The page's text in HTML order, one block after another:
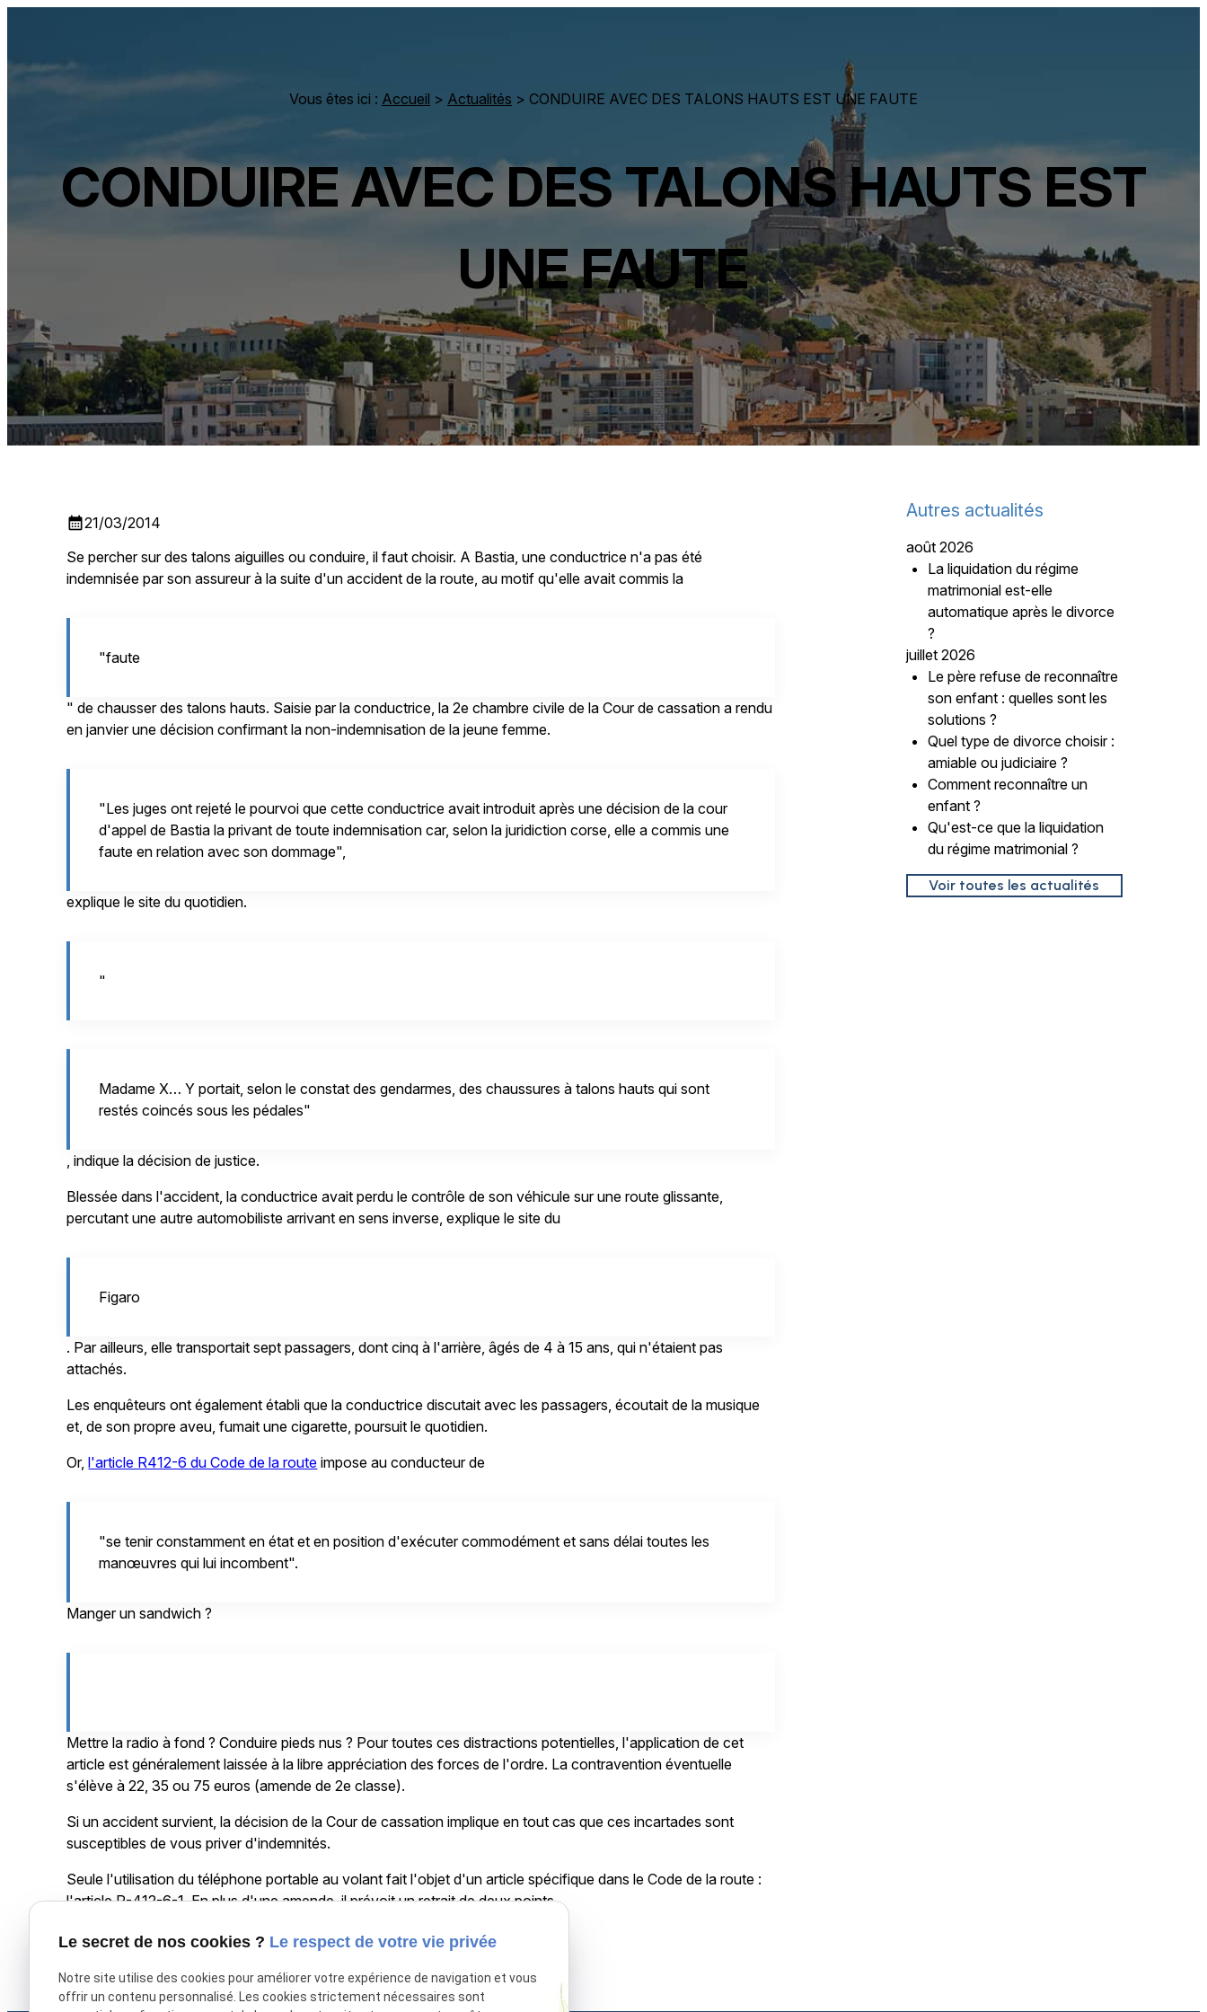
Vous êtes ici : Accueil > Actualités > CONDUIRE AVEC DES TALONS HAUTS EST UNE FAUTE
CONDUIRE AVEC DES TALONS HAUTS EST
UNE FAUTE
calendar_month21/03/2014
Se percher sur des talons aiguilles ou conduire, il faut choisir. A Bastia, une conductrice n'a pas été
indemnisée par son assureur à la suite d'un accident de la route, au motif qu'elle avait commis la
"faute
" de chausser des talons hauts. Saisie par la conductrice, la 2e chambre civile de la Cour de cassation a rendu
en janvier une décision confirmant la non-indemnisation de la jeune femme.
"Les juges ont rejeté le pourvoi que cette conductrice avait introduit après une décision de la cour
d'appel de Bastia la privant de toute indemnisation car, selon la juridiction corse, elle a commis une
faute en relation avec son dommage",
explique le site du quotidien.
"
Madame X… Y portait, selon le constat des gendarmes, des chaussures à talons hauts qui sont
restés coincés sous les pédales"
, indique la décision de justice.
Blessée dans l'accident, la conductrice avait perdu le contrôle de son véhicule sur une route glissante,
percutant une autre automobiliste arrivant en sens inverse, explique le site du
Figaro
. Par ailleurs, elle transportait sept passagers, dont cinq à l'arrière, âgés de 4 à 15 ans, qui n'étaient pas
attachés.
Les enquêteurs ont également établi que la conductrice discutait avec les passagers, écoutait de la musique
et, de son propre aveu, fumait une cigarette, poursuit le quotidien.
Or,l'article R412-6 du Code de la route impose au conducteur de
"se tenir constamment en état et en position d'exécuter commodément et sans délai toutes les
manœuvres qui lui incombent".
Manger un sandwich ?
Mettre la radio à fond ? Conduire pieds nus ? Pour toutes ces distractions potentielles, l'application de cet
article est généralement laissée à la libre appréciation des forces de l'ordre. La contravention éventuelle
s'élève à 22, 35 ou 75 euros (amende de 2e classe).
Si un accident survient, la décision de la Cour de cassation implique en tout cas que ces incartades sont
susceptibles de vous priver d'indemnités.
Seule l'utilisation du téléphone portable au volant fait l'objet d'un article spécifique dans le Code de la route :
l'article R-412-6-1. En plus d'une amende, il prévoit un retrait de deux points.
Autres actualités
août 2026
La liquidation du régime
matrimonial est-elle
automatique après le divorce
?
juillet 2026
Le père refuse de reconnaître
son enfant : quelles sont les
solutions ?
Quel type de divorce choisir :
amiable ou judiciaire ?
Comment reconnaître un
enfant ?
Qu'est-ce que la liquidation
du régime matrimonial ?
Voir toutes les actualités
Panneau de gestion des cookies
Le secret de nos cookies ? Le respect de votre vie privée
Notre site utilise des cookies pour améliorer votre expérience de navigation et vous
offrir un contenu personnalisé. Les cookies strictement nécessaires sont